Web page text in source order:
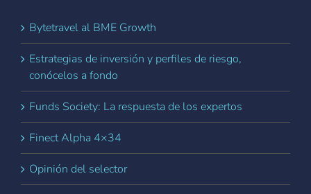
Bytetravel al BME Growth
Estrategias de inversión y perfiles de riesgo,
conócelos a fondo
Funds Society: La respuesta de los expertos
Finect Alpha 4×34
Opinión del selector